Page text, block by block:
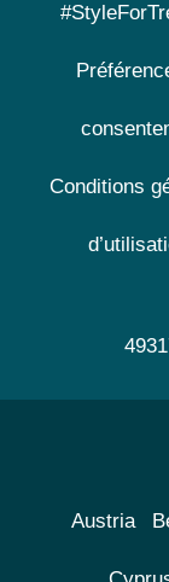
Conditions
Austria